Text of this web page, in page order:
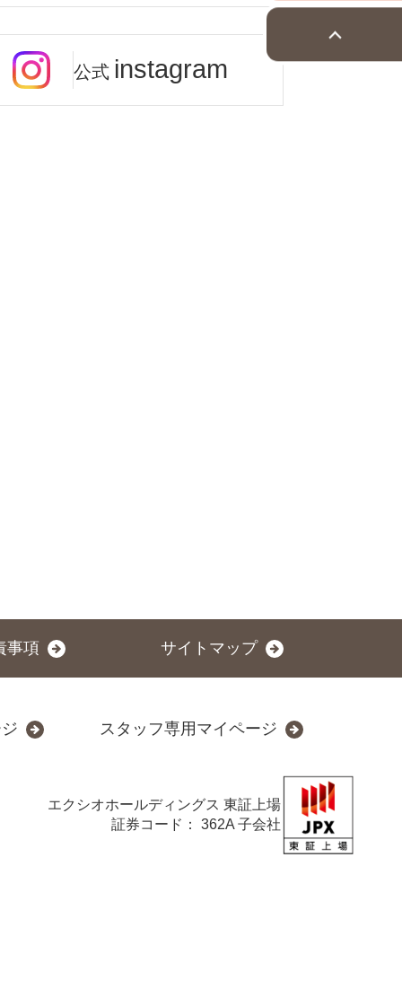
公式 instagram
事項 サイトマップ
スタッフ専用マイページ
エクシオホールディングス 東証上場
証券コード： 362A 子会社